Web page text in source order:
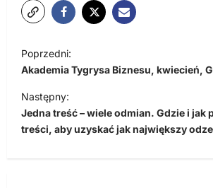
N
a
w
i
g
Poprzedni:
Akademia Tygrysa Biznesu, kwiecień,
Następny:
Jedna treść – wiele odmian. Gdzie i jak
treści, aby uzyskać jak największy